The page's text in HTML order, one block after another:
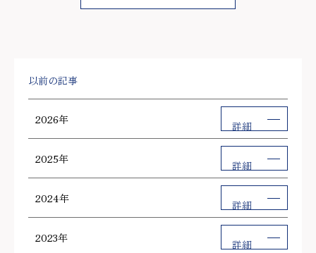
以前の記事
2026年 詳細
2025年 詳細
2024年 詳細
2023年 詳細